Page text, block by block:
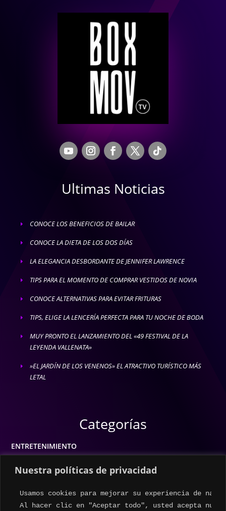
Nuestra políticas de privacidad
Usamos cookies para mejorar su experiencia de
Al hacer clic en "Aceptar todo", usted acepta
Ultimas Noticias
E CONOCE LOS BENEFICIOS DE BAILAR
E CONOCE LA DIETA DE LOS DOS DÍAS
E LA ELEGANCIA DESBORDANTE DE JENNIFER LAWRENCE
E TIPS PARA EL MOMENTO DE COMPRAR VESTIDOS DE NOVIA
E CONOCE ALTERNATIVAS PARA EVITAR FRITURAS
E TIPS, ELIGE LA LENCERÍA PERFECTA PARA TU NOCHE DE BODA
E
MUY PRONTO EL LANZAMIENTO DEL «49 FESTIVAL DE LA
LEYENDA VALLENATA»
E
»EL JARDÍN DE LOS VENENOS» EL ATRACTIVO TURÍSTICO MÁS
LETAL
Categorías
ENTRETENIMIENTO
ESTILO DE VIDA